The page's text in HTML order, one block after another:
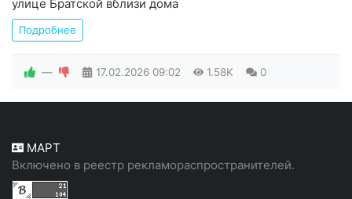
улице Братской вблизи дома
Подробнее
— 17.02.2026 09:02 1.58K 0
МАРТ
Включено в реестр рекламораспространителей.